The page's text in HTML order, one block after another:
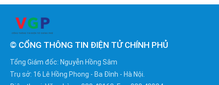
Ninh Bình
Ninh Thuận
© CỔNG THÔNG TIN ĐIỆN TỬ CHÍNH PHỦ
Tổng Giám đốc: Nguyễn Hồng Sâm
Trụ sở: 16 Lê Hồng Phong - Ba Đình - Hà Nội.